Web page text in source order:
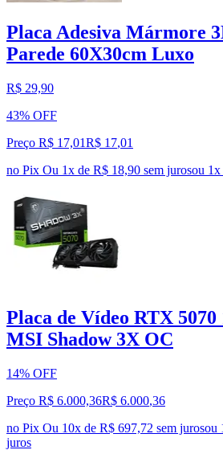
Placa Adesiva Mármore
Parede 60X30cm Luxo
R$ 29,90
43% OFF
Preço R$ 17,01R$ 17,01
no Pix Ou 1x de R$ 18,90 sem jurosou 1x
Placa de Vídeo RTX
MSI Shadow 3X OC
14% OFF
Preço R$ 6.000,36R$ 6.000,36
no Pix Ou 10x de R$ 697,72 sem jurosou
juros